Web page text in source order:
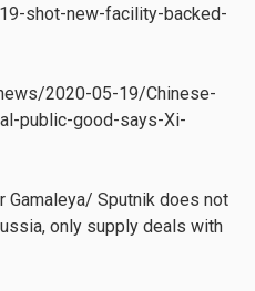
shot-new-facility-backed-
2020-05-19/Chinese-
public-good-says-Xi-
Gamaleya/ Sputnik does not
only supply deals with